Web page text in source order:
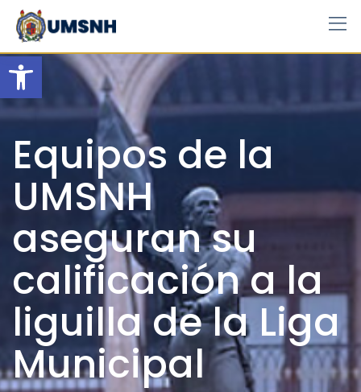
Open toolbar
Skip
content
Equipos de la
UMSNH
aseguran su
calificación a la
liguilla de la Liga
Municipal